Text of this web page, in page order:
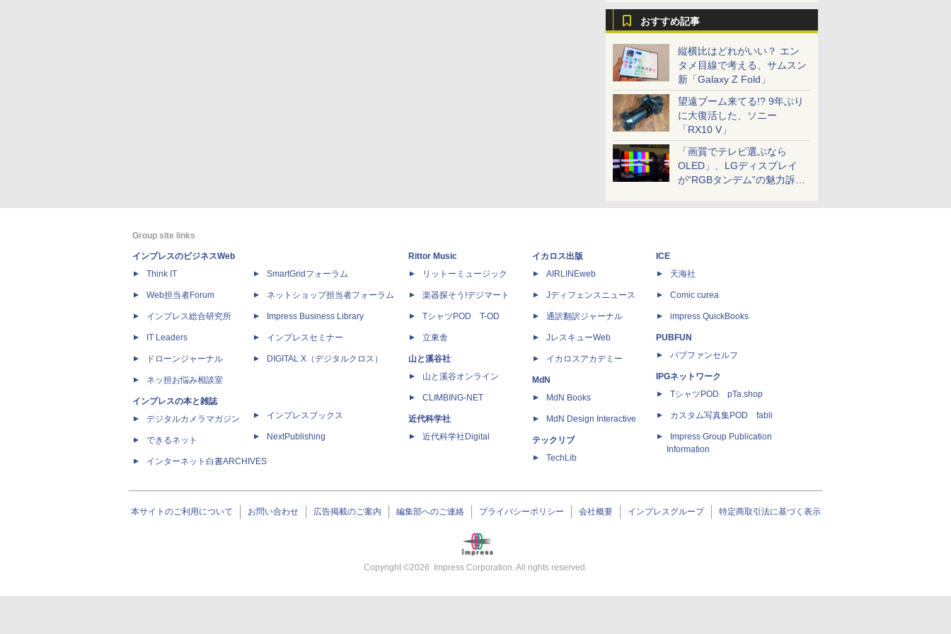
おすすめ記事
縦横比はどれがいい？ エン
タメ目線で考える、サムスン
新「Galaxy Z Fold」
望遠ブーム来てる!? 9年ぶり
に大復活した、ソニー
「RX10 V」
「画質でテレビ選ぶなら
OLED」、LGディスプレイ
が“RGBタンデム”の魅力訴
Group site links
インプレスのビジネスWeb
Think IT
Web担当者Forum
インプレス総合研究所
IT Leaders
ドローンジャーナル
ネッ担お悩み相談室
インプレスの本と雑誌
デジタルカメラマガジン
できるネット
インターネット白書ARCHIVES
SmartGridフォーラム
ネットショップ担当者フォーラム
Impress Business Library
インプレスセミナー
DIGITAL X（デジタルクロス）
インプレスブックス
NextPublishing
Rittor Music
リットーミュージック
楽器探そう!デジマート
TシャツPOD T-OD
立東舎
山と溪谷社
山と溪谷オンライン
CLIMBING-NET
近代科学社
近代科学社Digital
イカロス出版
AIRLINEweb
Jディフェンスニュース
通訳翻訳ジャーナル
JレスキューWeb
イカロスアカデミー
MdN
MdN Books
MdN Design Interactive
テックリブ
TechLib
ICE
天海社
Comic curea
impress QuickBooks
PUBFUN
パブファンセルフ
IPGネットワーク
TシャツPOD pTa.shop
カスタム写真集POD fabli
Impress Group Publication
Information
本サイトのご利用について お問い合わせ 広告掲載のご案内 編集部へのご連絡 プライバシーポリシー 会社概要 インプレスグループ 特定商取引法に基づく表示
Copyright ©2026 Impress Corporation. All rights reserved.